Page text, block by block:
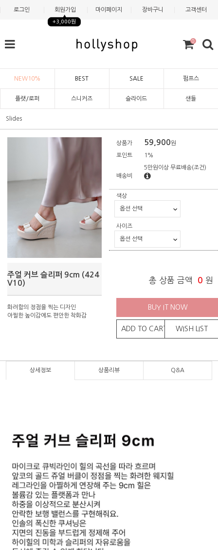
로그인 회원가입
+3,000원
마이페이지 장바구니 고객센터
0
NEW10% BEST SALE 펌프스
플랫/로퍼 스니커즈 슬라이드 샌들
Slides
주얼 커브 슬리퍼 9cm (424
V10)
화려함의 정점을 찍는 디자인
아찔한 높이감에도 편안한 착화감
상품가 59,900원
포인트 1%
배송비
5만원이상 무료배송(조건)
색상
사이즈
총 상품 금액 0 원
BUY IT NOW
ADD TO CART WISH LIST
상세정보 상품리뷰 Q&A